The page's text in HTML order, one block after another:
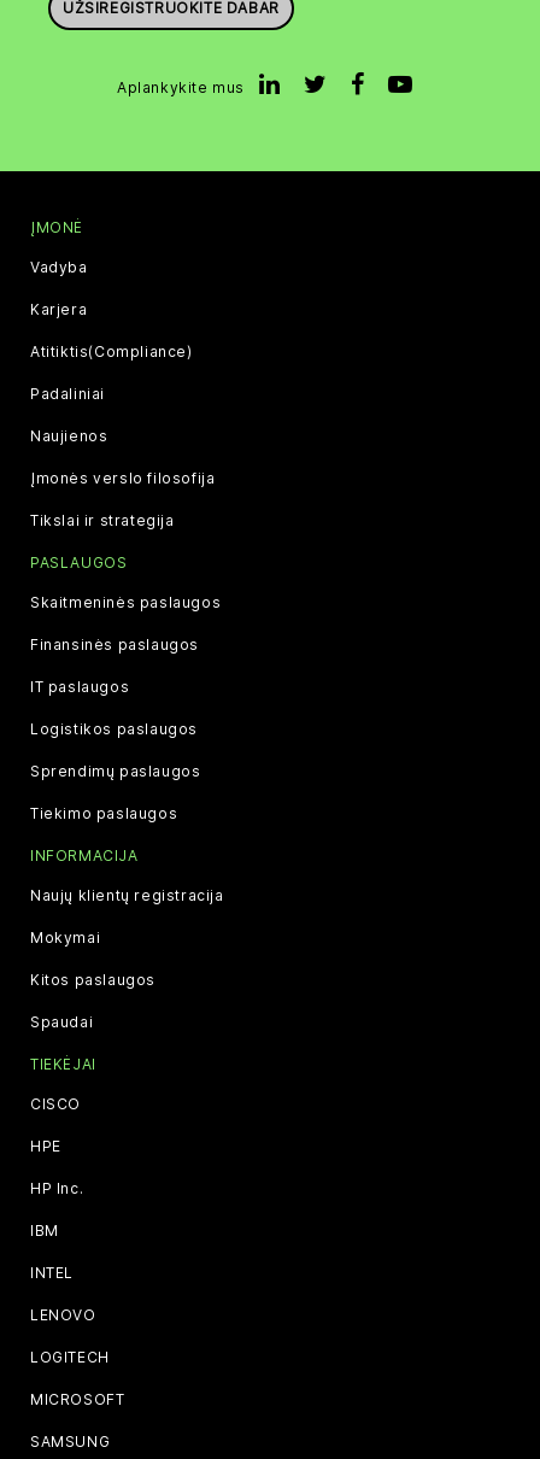
UŽSIREGISTRUOKITE DABAR
Aplankykite mus
ĮMONĖ
Vadyba
Karjera
Atitiktis(Compliance)
Padaliniai
Naujienos
Įmonės verslo filosofija
Tikslai ir strategija
PASLAUGOS
Skaitmeninės paslaugos
Finansinės paslaugos
IT paslaugos
Logistikos paslaugos
Sprendimų paslaugos
Tiekimo paslaugos
INFORMACIJA
Naujų klientų registracija
Mokymai
Kitos paslaugos
Spaudai
TIEKĖJAI
CISCO
HPE
HP Inc.
IBM
INTEL
LENOVO
LOGITECH
MICROSOFT
SAMSUNG